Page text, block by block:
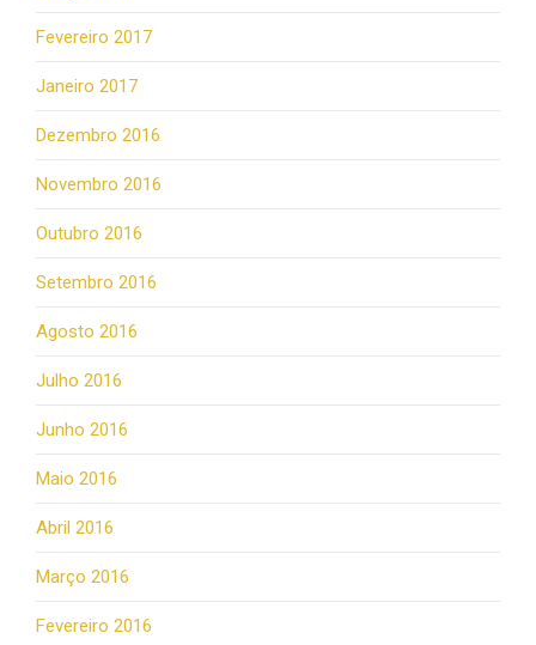
Fevereiro 2017
Janeiro 2017
Dezembro 2016
Novembro 2016
Outubro 2016
Setembro 2016
Agosto 2016
Julho 2016
Junho 2016
Maio 2016
Abril 2016
Março 2016
Fevereiro 2016